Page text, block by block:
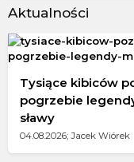
Aktualności
Tysiące kibiców
pogrzebie
sławy
04.08.2026; Jacek Wiórek